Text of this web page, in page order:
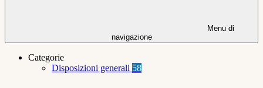
Menu di
navigazione
Categorie
Disposizioni generali 58